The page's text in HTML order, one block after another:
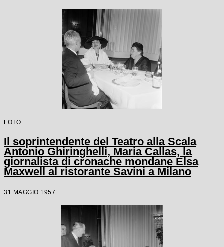
FOTO
Il soprintendente del Teatro alla Scala
Antonio Ghiringhelli, Maria Callas, la
giornalista di cronache mondane Elsa
Maxwell al ristorante Savini a Milano
31 MAGGIO 1957